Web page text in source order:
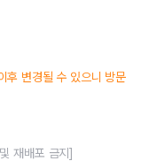
변경될 수 있으니 방문
재배포 금지]